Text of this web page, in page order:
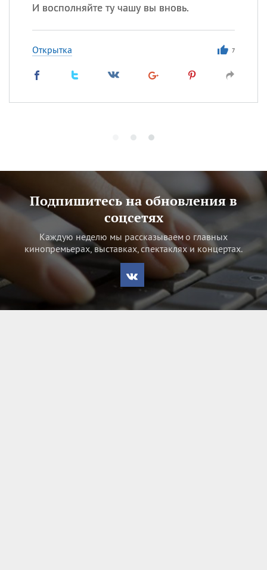
И восполняйте ту чашу вы вновь.
Открытка 7
Подпишитесь на обновления в
соцсетях
Каждую неделю мы рассказываем о главных
кинопремьерах, выставках, спектаклях и концертах.